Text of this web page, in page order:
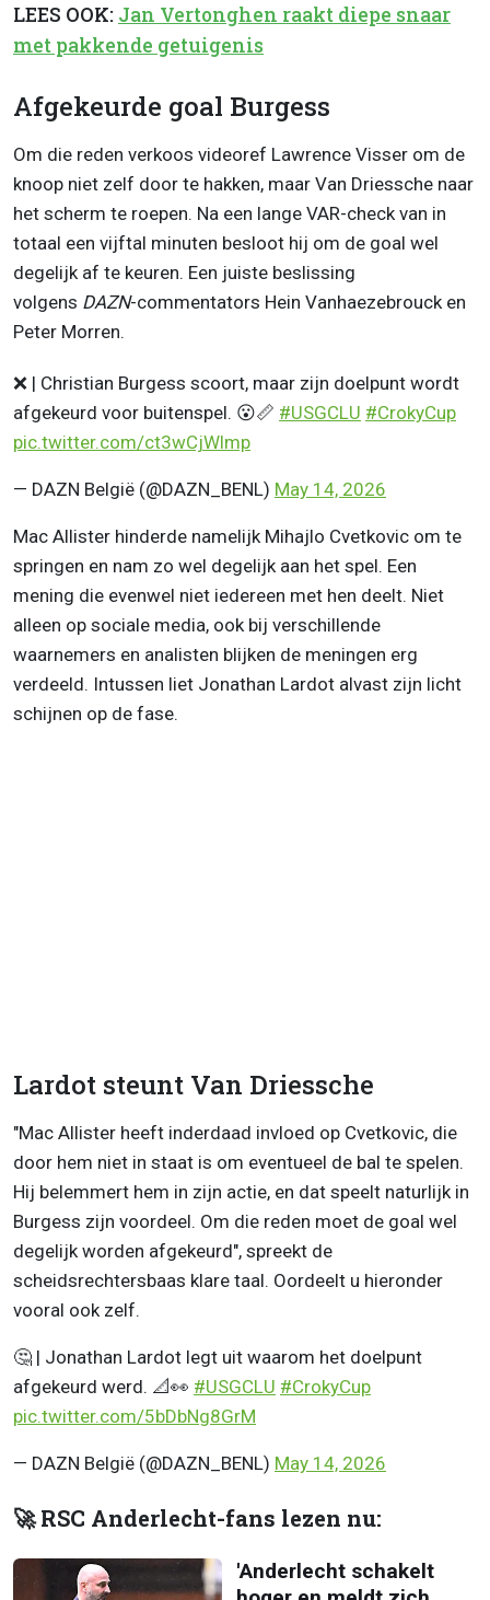
LEES OOK: Jan Vertonghen raakt diepe snaar
met pakkende getuigenis
Afgekeurde goal Burgess
Om die reden verkoos videoref Lawrence Visser om de
knoop niet zelf door te hakken, maar Van Driessche naar
het scherm te roepen. Na een lange VAR-check van in
totaal een vijftal minuten besloot hij om de goal wel
degelijk af te keuren. Een juiste beslissing
volgens DAZN-commentators Hein Vanhaezebrouck en
Peter Morren.
❌ | Christian Burgess scoort, maar zijn doelpunt wordt
afgekeurd voor buitenspel. 😮📏 #USGCLU #CrokyCup
pic.twitter.com/ct3wCjWlmp
— DAZN België (@DAZN_BENL) May 14, 2026
Mac Allister hinderde namelijk Mihajlo Cvetkovic om te
springen en nam zo wel degelijk aan het spel. Een
mening die evenwel niet iedereen met hen deelt. Niet
alleen op sociale media, ook bij verschillende
waarnemers en analisten blijken de meningen erg
verdeeld. Intussen liet Jonathan Lardot alvast zijn licht
schijnen op de fase.
Lardot steunt Van Driessche
"Mac Allister heeft inderdaad invloed op Cvetkovic, die
door hem niet in staat is om eventueel de bal te spelen.
Hij belemmert hem in zijn actie, en dat speelt naturlijk in
Burgess zijn voordeel. Om die reden moet de goal wel
degelijk worden afgekeurd", spreekt de
scheidsrechtersbaas klare taal. Oordeelt u hieronder
vooral ook zelf.
🤔 | Jonathan Lardot legt uit waarom het doelpunt
afgekeurd werd. 📐👀 #USGCLU #CrokyCup
pic.twitter.com/5bDbNg8GrM
— DAZN België (@DAZN_BENL) May 14, 2026
🚀 RSC Anderlecht-fans lezen nu:
'Anderlecht schakelt